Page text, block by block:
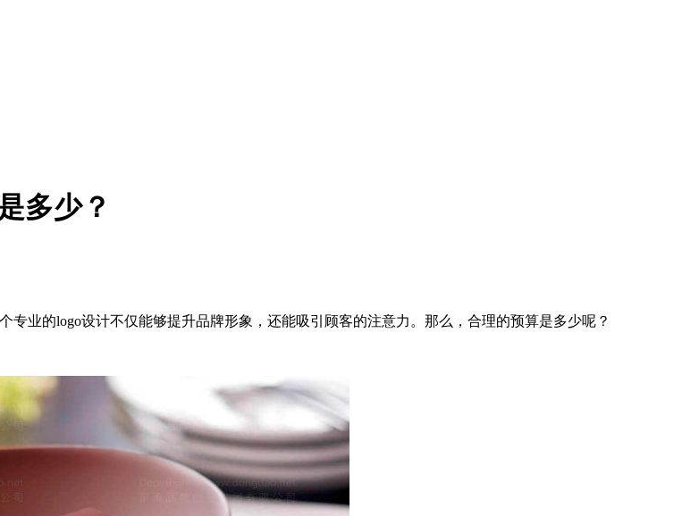
多少？
业的logo设计不仅能够提升品牌形象，还能吸引顾客的注意力。那么，合理的预算是多少呢？